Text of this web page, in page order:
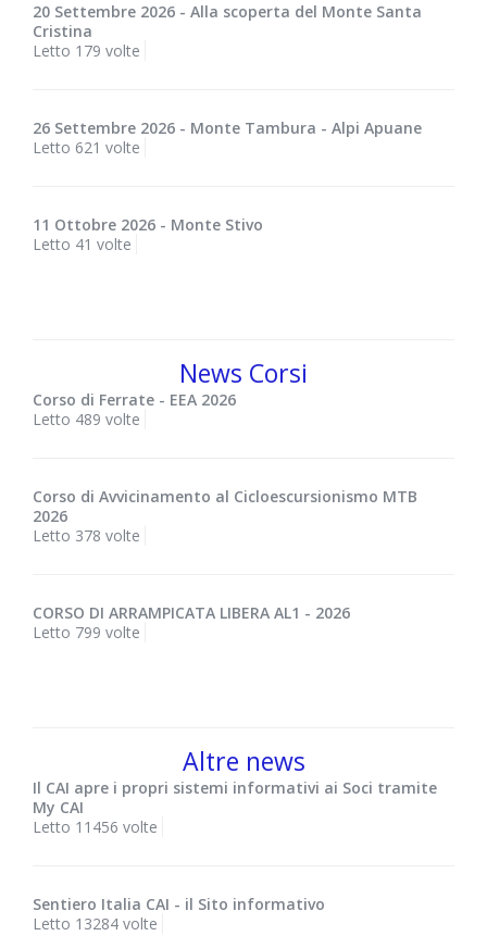
20 Settembre 2026 - Alla scoperta del Monte Santa
Cristina
Letto 179 volte
26 Settembre 2026 - Monte Tambura - Alpi Apuane
Letto 621 volte
11 Ottobre 2026 - Monte Stivo
Letto 41 volte
News Corsi
Corso di Ferrate - EEA 2026
Letto 489 volte
Corso di Avvicinamento al Cicloescursionismo MTB
2026
Letto 378 volte
CORSO DI ARRAMPICATA LIBERA AL1 - 2026
Letto 799 volte
Altre news
Il CAI apre i propri sistemi informativi ai Soci tramite
My CAI
Letto 11456 volte
Sentiero Italia CAI - il Sito informativo
Letto 13284 volte